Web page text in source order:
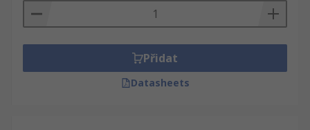
Přidat
Datasheets